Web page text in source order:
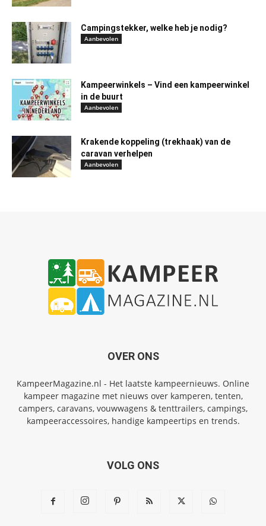
Campingstekker, welke heb je nodig?
Aanbevolen
Kampeerwinkels – Vind een kampeerwinkel
in de buurt
Aanbevolen
Krakende koppeling (trekhaak) van de
caravan verhelpen
Aanbevolen
OVER ONS
KampeerMagazine.nl - Het laatste kampeernieuws. Online
kampeer magazine met nieuws over kamperen, tenten,
campers, caravans, vouwwagens & tenttrailers, campings,
kampeeraccessoires, handige kampeertips en trends.
VOLG ONS